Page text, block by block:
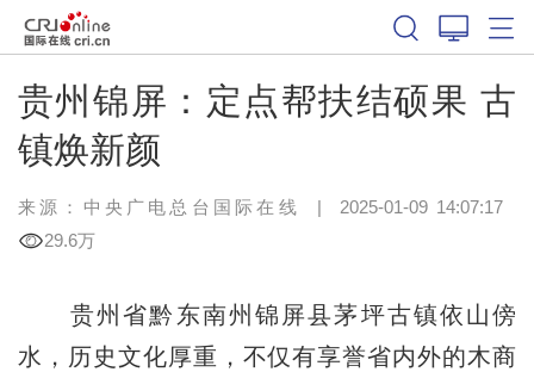
贵州锦屏：定点帮扶结硕果 古
镇焕新颜
来源：中央广电总台国际在线 | 2025-01-09 14:07:17
29.6万
贵州省黔东南州锦屏县茅坪古镇依山傍
水，历史文化厚重，不仅有享誉省内外的木商